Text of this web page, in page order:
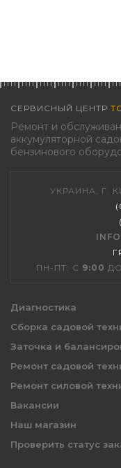
СЕРВИСНЫЙ ЦЕНТР
Ремонт и
аккумуляторной
бензинового
УКРАИНА, Г.
ПН-ПТ: С 9:00 ДО
Диагностика
Сборка садовой
Заточка и
Ремонт садовой
Ремонт силовой
Вакансии
Наш магазин
Проверить статус